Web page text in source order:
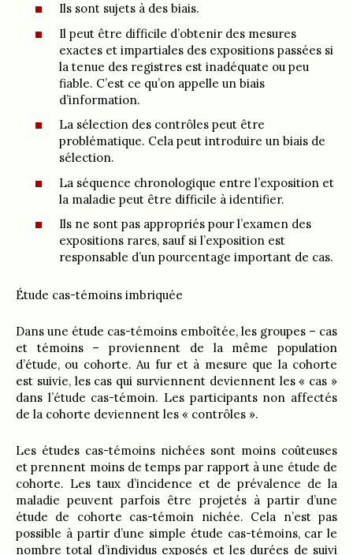
Ils sont sujets à des biais.
Il peut être difficile d’obtenir des mesures
exactes et impartiales des expositions passées si
la tenue des registres est inadéquate ou peu
fiable. C’est ce qu’on appelle un biais
d’information.
La sélection des contrôles peut être
problématique. Cela peut introduire un biais de
sélection.
La séquence chronologique entre l’exposition et
la maladie peut être difficile à identifier.
Ils ne sont pas appropriés pour l’examen des
expositions rares, sauf si l’exposition est
responsable d’un pourcentage important de cas.
Étude cas-témoins imbriquée
Dans une étude cas-témoins emboîtée, les groupes – cas
et témoins – proviennent de la même population
d’étude, ou cohorte. Au fur et à mesure que la cohorte
est suivie, les cas qui surviennent deviennent les « cas »
dans l’étude cas-témoin. Les participants non affectés
de la cohorte deviennent les « contrôles ».
Les études cas-témoins nichées sont moins coûteuses
et prennent moins de temps par rapport à une étude de
cohorte. Les taux d’incidence et de prévalence de la
maladie peuvent parfois être projetés à partir d’une
étude de cohorte cas-témoin nichée. Cela n’est pas
possible à partir d’une simple étude cas-témoins, car le
nombre total d’individus exposés et les durées de suivi